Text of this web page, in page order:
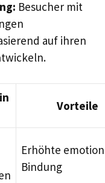
Besucher mit
auf ihren
Vorteile
Erhöhte
Bindung